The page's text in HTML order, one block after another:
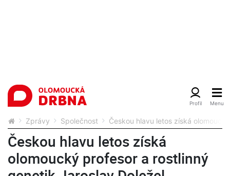
Zprávy Společnost Českou hlavu letos získá
Českou hlavu letos získá
olomoucký profesor a rostlinný